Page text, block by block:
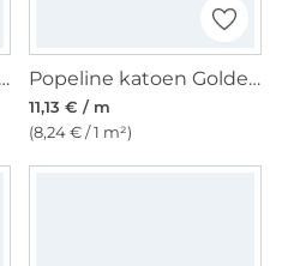
Popeline katoen hulst, donkergroen Popeline katoen Golden Stars, marineblauw
11,13 € / m
(8,24 € / 1 m²)